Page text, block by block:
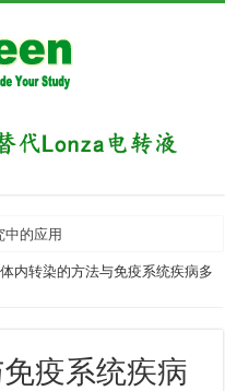
中的应用
体内转染的方法与免疫系统疾病多
疫系统疾病